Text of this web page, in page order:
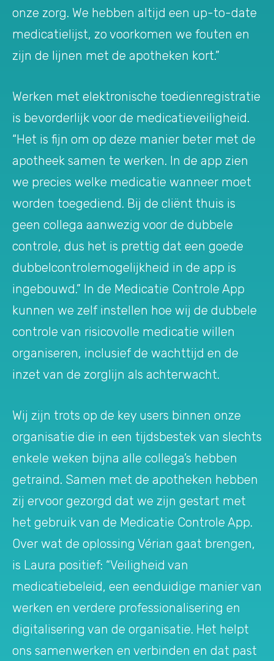
onze zorg. We hebben altijd een up-to-date
medicatielijst, zo voorkomen we fouten en
zijn de lijnen met de apotheken kort.”
Werken met elektronische toedienregistratie
is bevorderlijk voor de medicatieveiligheid.
“Het is fijn om op deze manier beter met de
apotheek samen te werken. In de app zien
we precies welke medicatie wanneer moet
worden toegediend. Bij de cliënt thuis is
geen collega aanwezig voor de dubbele
controle, dus het is prettig dat een goede
dubbelcontrolemogelijkheid in de app is
ingebouwd.” In de Medicatie Controle App
kunnen we zelf instellen hoe wij de dubbele
controle van risicovolle medicatie willen
organiseren, inclusief de wachttijd en de
inzet van de zorglijn als achterwacht.
Wij zijn trots op de key users binnen onze
organisatie die in een tijdsbestek van slechts
enkele weken bijna alle collega’s hebben
getraind. Samen met de apotheken hebben
zij ervoor gezorgd dat we zijn gestart met
het gebruik van de Medicatie Controle App.
Over wat de oplossing Vérian gaat brengen,
is Laura positief: “Veiligheid van
medicatiebeleid, een eenduidige manier van
werken en verdere professionalisering en
digitalisering van de organisatie. Het helpt
ons samenwerken en verbinden en dat past